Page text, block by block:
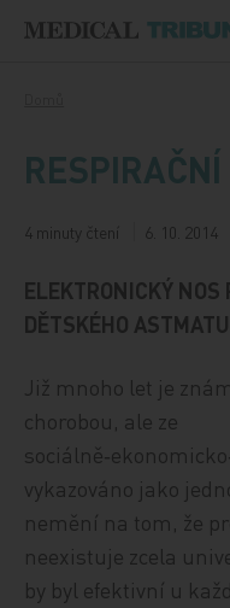
4 minuty čtení 6. 10. 2014
ELEKTRONICKÝ NOS
DĚTSKÉHO ASTMATU
Již mnoho let je
chorobou, ale ze
vykazováno jako
nemění na tom, že
neexistuje zcela
by byl efektivní u